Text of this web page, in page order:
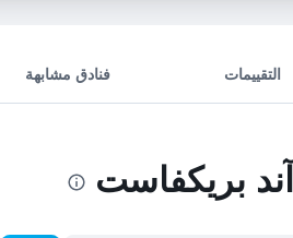
التقييمات فنادق مشابهة
بريكفاست